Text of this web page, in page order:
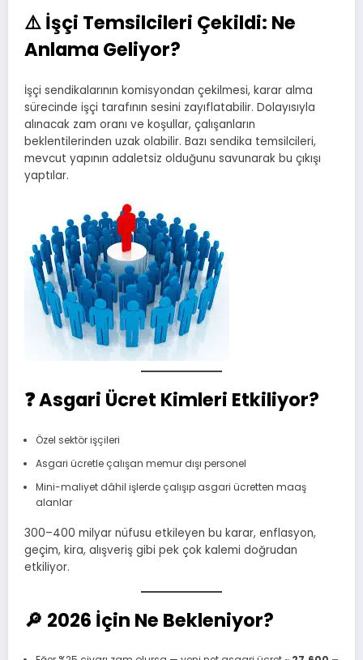
⚠️İşçi Temsilcileri Çekildi: Ne
Anlama Geliyor?
İşçi sendikalarının komisyondan çekilmesi, karar alma
sürecinde işçi tarafının sesini zayıflatabilir. Dolayısıyla
alınacak zam oranı ve koşullar, çalışanların
beklentilerinden uzak olabilir. Bazı sendika temsilcileri,
mevcut yapının adaletsiz olduğunu savunarak bu çıkışı
yaptılar.
❓Asgari Ücret Kimleri Etkiliyor?
Özel sektör işçileri
Asgari ücretle çalışan memur dışı personel
Mini-maliyet dâhil işlerde çalışıp asgari ücretten maaş
alanlar
300–400 milyar nüfusu etkileyen bu karar, enflasyon,
geçim, kira, alışveriş gibi pek çok kalemi doğrudan
etkiliyor.
🔎 2026 İçin Ne Bekleniyor?